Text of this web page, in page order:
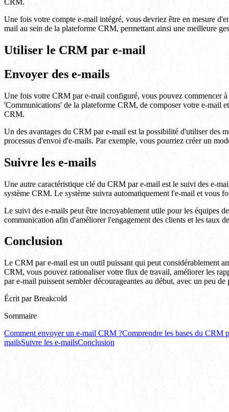
CRM.
Une fois votre compte e-mail intégré, vous devriez être en mesure
mail au sein de la plateforme CRM, permettant ainsi une meilleure
Utiliser le CRM par e-mail
Envoyer des e-mails
Une fois votre CRM par e-mail configuré, vous pouvez commencer
'Communications' de la plateforme CRM, de composer votre e-mail
CRM.
Un des avantages du CRM par e-mail est la possibilité d'utiliser des
processus d'envoi d'e-mails. Par exemple, vous pourriez créer un
Suivre les e-mails
Une autre caractéristique clé du CRM par e-mail est le suivi des e-
système CRM. Le système suivra automatiquement l'e-mail et vous
Le suivi des e-mails peut être incroyablement utile pour les équipes
communication afin d'améliorer l'engagement des clients et les taux
Conclusion
Le CRM par e-mail est un outil puissant qui peut considérablement
CRM, vous pouvez rationaliser votre flux de travail, améliorer les
par e-mail puissent sembler décourageantes au début, avec un peu
Écrit par Breakcold
Sommaire
Comment envoyer un e-mail CRM ?Comprendre les bases du CRM
mailsSuivre les e-mailsConclusion